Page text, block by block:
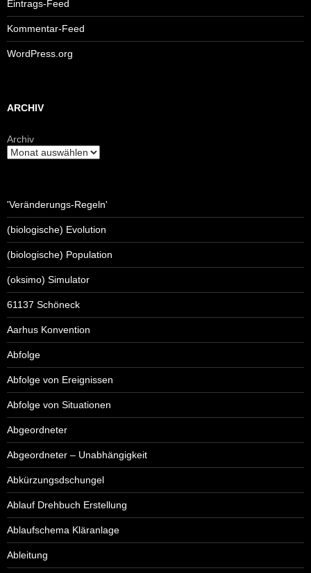
Eintrags-Feed
Kommentar-Feed
WordPress.org
ARCHIV
Archiv
'Veränderungs-Regeln'
(biologische) Evolution
(biologische) Population
(oksimo) Simulator
61137 Schöneck
Aarhus Konvention
Abfolge
Abfolge von Ereignissen
Abfolge von Situationen
Abgeordneter
Abgeordneter – Unabhängigkeit
Abkürzungsdschungel
Ablauf Drehbuch Erstellung
Ablaufschema Kläranlage
Ableitung